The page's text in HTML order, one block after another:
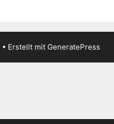
• Erstellt mit GeneratePress